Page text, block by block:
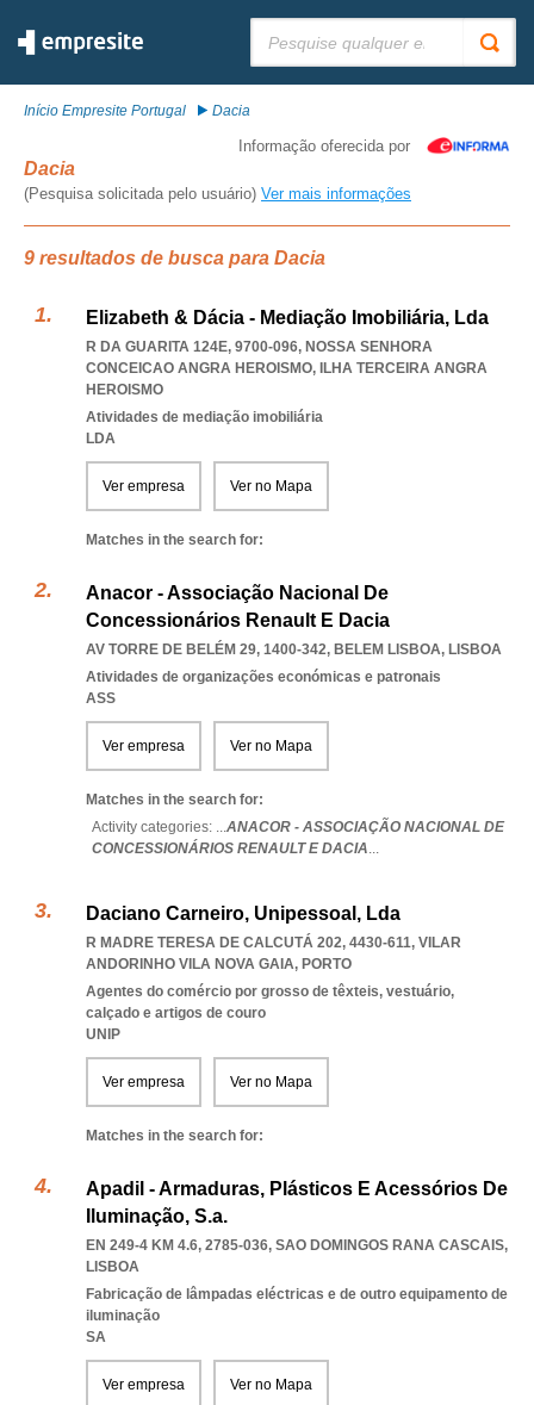
Início Empresite Portugal Dacia
Informação oferecida por
Dacia
(Pesquisa solicitada pelo usuário) Ver mais informações
9 resultados de busca para Dacia
Elizabeth & Dácia - Mediação Imobiliária, Lda
R DA GUARITA 124E, 9700-096, NOSSA SENHORA
CONCEICAO ANGRA HEROISMO, ILHA TERCEIRA ANGRA
HEROISMO
Atividades de mediação imobiliária
LDA
Ver empresa Ver no Mapa
Matches in the search for:
Anacor - Associação Nacional De
Concessionários Renault E Dacia
AV TORRE DE BELÉM 29, 1400-342, BELEM LISBOA, LISBOA
Atividades de organizações económicas e patronais
ASS
Ver empresa Ver no Mapa
Matches in the search for:
Activity categories: ...ANACOR - ASSOCIAÇÃO NACIONAL DE
CONCESSIONÁRIOS RENAULT E DACIA...
Daciano Carneiro, Unipessoal, Lda
R MADRE TERESA DE CALCUTÁ 202, 4430-611, VILAR
ANDORINHO VILA NOVA GAIA, PORTO
Agentes do comércio por grosso de têxteis, vestuário,
calçado e artigos de couro
UNIP
Ver empresa Ver no Mapa
Matches in the search for:
Apadil - Armaduras, Plásticos E Acessórios De
Iluminação, S.a.
EN 249-4 KM 4.6, 2785-036, SAO DOMINGOS RANA CASCAIS,
LISBOA
Fabricação de lâmpadas eléctricas e de outro equipamento de
iluminação
SA
Ver empresa Ver no Mapa